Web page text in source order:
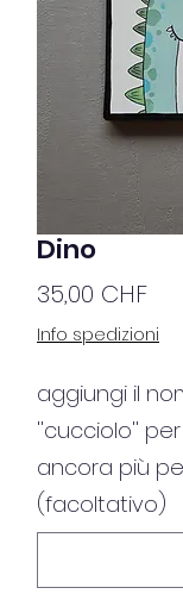
Dino
35,00 CHF
Info spedizioni
aggiungi il
''cucciolo''
ancora più
(facoltativo)